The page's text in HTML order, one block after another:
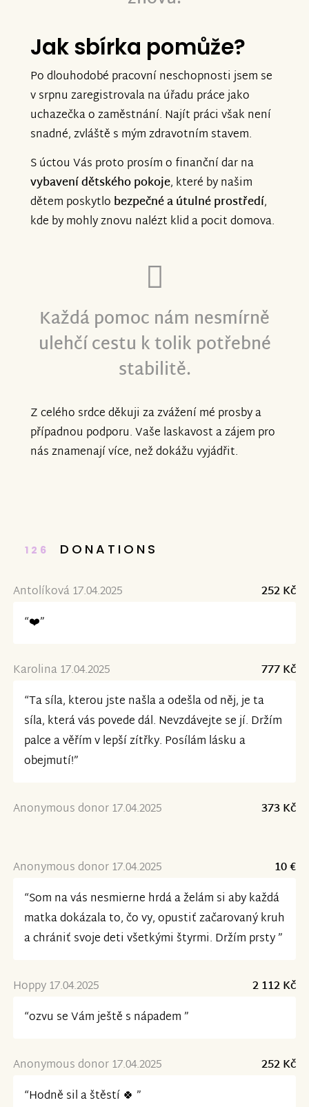
Jak sbírka pomůže?
Po dlouhodobé pracovní neschopnosti jsem se
v srpnu zaregistrovala na úřadu práce jako
uchazečka o zaměstnání. Najít práci však není
snadné, zvláště s mým zdravotním stavem.
S úctou Vás proto prosím o finanční dar na
vybavení dětského pokoje, které by našim
dětem poskytlo bezpečné a útulné prostředí,
kde by mohly znovu nalézt klid a pocit domova.
Každá pomoc nám nesmírně
ulehčí cestu k tolik potřebné
stabilitě.
Z celého srdce děkuji za zvážení mé prosby a
případnou podporu. Vaše laskavost a zájem pro
nás znamenají více, než dokážu vyjádřit.
126 DONATIONS
Antolíková 17.04.2025
252 Kč
“❤️”
Karolina 17.04.2025
777 Kč
“Ta síla, kterou jste našla a odešla od něj, je ta
síla, která vás povede dál. Nevzdávejte se jí. Držím
palce a věřím v lepší zítřky. Posílám lásku a
obejmutí!”
Anonymous donor 17.04.2025 373 Kč
Anonymous donor 17.04.2025
10 €
“Som na vás nesmierne hrdá a želám si aby každá
matka dokázala to, čo vy, opustiť začarovaný kruh
a chrániť svoje deti všetkými štyrmi. Držím prsty ”
Hoppy 17.04.2025
2 112 Kč
“ozvu se Vám ještě s nápadem ”
Anonymous donor 17.04.2025
252 Kč
“Hodně sil a štěstí 🍀 ”